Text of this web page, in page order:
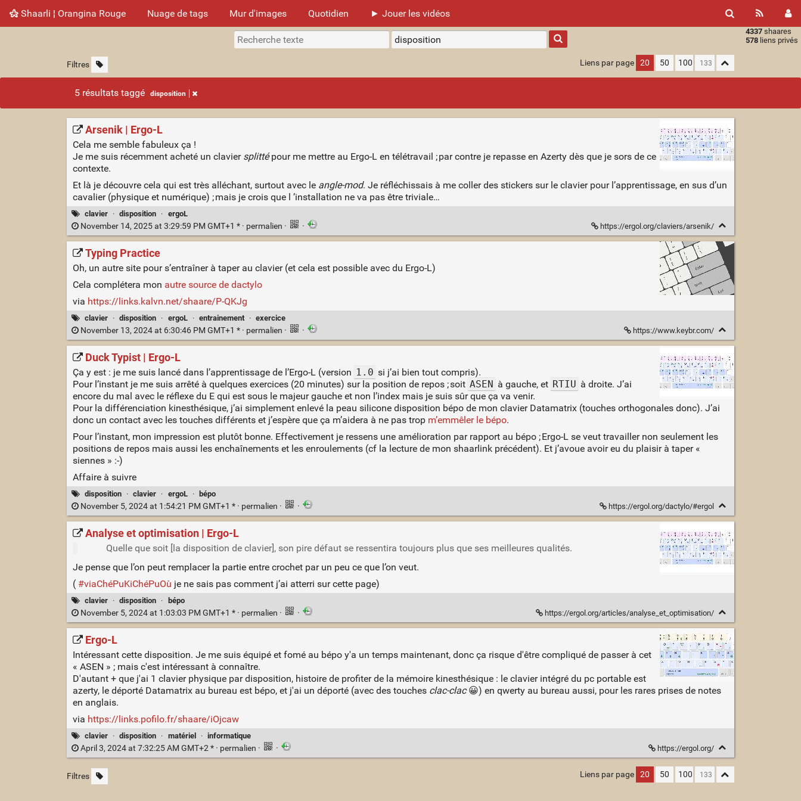
Shaarli ¦ Orangina Rouge Nuage de tags Mur d'images Quotidien ► Jouer les vidéos
4337 shaares
578 liens privés
Type 1 or
more
characters
results.
Filtres Liens par page 20 50 100
5 résultats taggé disposition
Arsenik | Ergo‑L
Cela me semble fabuleux ça !
Je me suis récemment acheté un clavier splittépour me mettre au Ergo-L en télétravail ; par contre je repasse en Azerty dès que je sors de ce
contexte.
Et là je découvre cela qui est très alléchant, surtout avec le angle-mod. Je réfléchissais à me coller des stickers sur le clavier pour l’apprentissage, en sus d’un
cavalier (physique et numérique) ; mais je crois que l ’installation ne va pas être triviale…
clavier · disposition · ergoL
November 14, 2025 at 3:29:59 PM GMT+1 * · permalien · · https://ergol.org/claviers/arsenik/
Typing Practice
Oh, un autre site pour s’entraîner à taper au clavier (et cela est possible avec du Ergo-L)
Cela complétera mon autre source de dactylo
via https://links.kalvn.net/shaare/P-QKJg
clavier · disposition · ergoL · entrainement · exercice
November 13, 2024 at 6:30:46 PM GMT+1 * · permalien · · https://www.keybr.com/
Duck Typist | Ergo‑L
Ça y est : je me suis lancé dans l’apprentissage de l’Ergo-L (version 1.0 si j’ai bien tout compris).
Pour l’instant je me suis arrêté à quelques exercices (20 minutes) sur la position de repos ; soit ASEN à gauche, et RTIU à droite. J’ai
encore du mal avec le réflexe du E qui est sous le majeur gauche et non l’index mais je suis sûr que ça va venir.
Pour la différenciation kinesthésique, j’ai simplement enlevé la peau silicone disposition bépo de mon clavier Datamatrix (touches orthogonales donc). J’ai
donc un contact avec les touches différents et j’espère que ça m’aidera à ne pas trop m’emmêler le bépo.
Pour l’instant, mon impression est plutôt bonne. Effectivement je ressens une amélioration par rapport au bépo ; Ergo-L se veut travailler non seulement les
positions de repos mais aussi les enchaînements et les enroulements (cf la lecture de mon shaarlink précédent). Et j’avoue avoir eu du plaisir à taper «
siennes » :-)
Affaire à suivre
disposition · clavier · ergoL · bépo
November 5, 2024 at 1:54:21 PM GMT+1 * · permalien · · https://ergol.org/dactylo/#ergol
Analyse et optimisation | Ergo‑L
Quelle que soit [la disposition de clavier], son pire défaut se ressentira toujours plus que ses meilleures qualités.
Je pense que l’on peut remplacer la partie entre crochet par un peu ce que l’on veut.
( #viaChéPuKiChéPuOù je ne sais pas comment j’ai atterri sur cette page)
clavier · disposition · bépo
November 5, 2024 at 1:03:03 PM GMT+1 * · permalien · · https://ergol.org/articles/analyse_et_optimisation/
Ergo‑L
Intéressant cette disposition. Je me suis équipé et fomé au bépo y'a un temps maintenant, donc ça risque d'être compliqué de passer à cet
« ASEN » ; mais c'est intéressant à connaître.
D'autant + que j'ai 1 clavier physique par disposition, histoire de profiter de la mémoire kinesthésique : le clavier intégré du pc portable est
azerty, le déporté Datamatrix au bureau est bépo, et j'ai un déporté (avec des touches clac-clac😀) en qwerty au bureau aussi, pour les rares prises de notes
en anglais.
via https://links.pofilo.fr/shaare/iOjcaw
clavier · disposition · matériel · informatique
April 3, 2024 at 7:32:25 AM GMT+2 * · permalien · · https://ergol.org/
Filtres Liens par page 20 50 100